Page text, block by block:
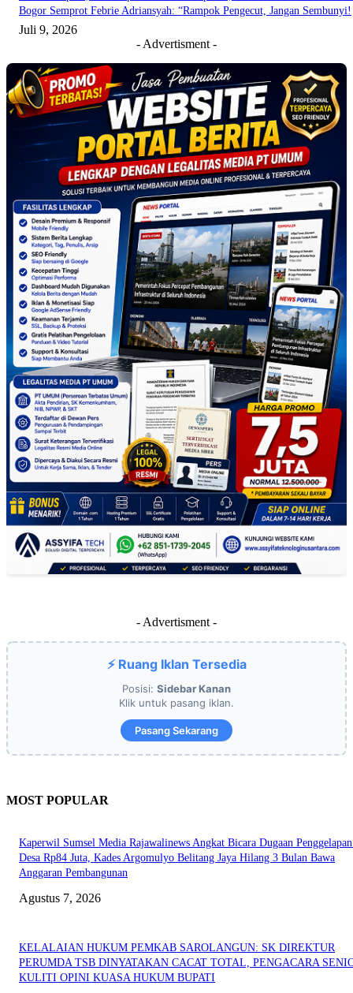
Bogor Semprot Febrie Adriansyah: “Rampok Pengecut, Jangan Sembunyi!
Juli 9, 2026
- Advertisment -
- Advertisment -
⚡ Ruang Iklan Tersedia
Posisi: Sidebar Kanan
Klik untuk pasang iklan.
Pasang Sekarang
MOST POPULAR
Kaperwil Sumsel Media Rajawalinews Angkat Bicara Dugaan
Desa Rp84 Juta, Kades Argomulyo Belitang Jaya Hilang 3 Bulan Bawa
Anggaran Pembangunan
Agustus 7, 2026
KELALAIAN HUKUM PEMKAB SAROLANGUN: SK DIREKTUR
PERUMDA TSB DINYATAKAN CACAT TOTAL, PENGACARA
KULITI OPINI KUASA HUKUM BUPATI